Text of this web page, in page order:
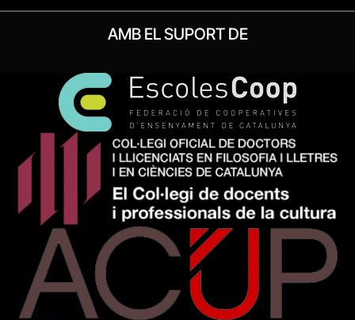
AMB EL SUPORT DE